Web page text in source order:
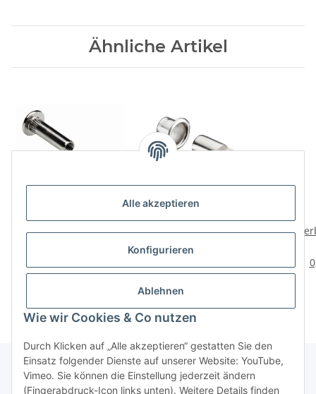
Alle akzeptieren
Konfigurieren
Ablehnen
Wie wir Cookies & Co nutzen
Durch Klicken auf „Alle akzeptieren“ gestatten Sie den
Einsatz folgender Dienste auf unserer Website: YouTube,
Vimeo. Sie können die Einstellung jederzeit ändern
(Fingerabdruck-Icon links unten). Weitere Details finden
Ähnliche Artikel
Verbindungsschraube
Löffelbodenträger mit
Hülse, 8mm, verzinkt, 20
4,95 €